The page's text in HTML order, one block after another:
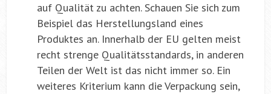
auf Qualität zu achten. Schauen Sie sich zum
Beispiel das Herstellungsland eines
Produktes an. Innerhalb der EU gelten meist
recht strenge Qualitätsstandards, in anderen
Teilen der Welt ist das nicht immer so. Ein
weiteres Kriterium kann die Verpackung sein,